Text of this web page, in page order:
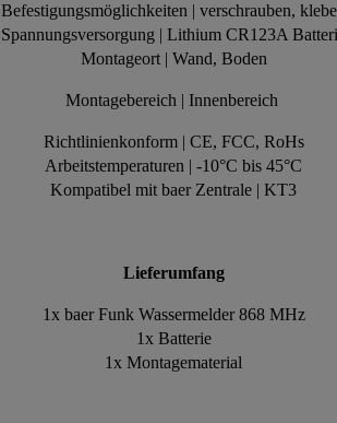
Befestigungsmöglichkeiten | verschrauben,
Spannungsversorgung | Lithium CR123A
Montageort | Wand, Boden
Montagebereich | Innenbereich
Richtlinienkonform | CE, FCC, RoHs
Arbeitstemperaturen | -10°C bis 45°C
Kompatibel mit baer Zentrale | KT3
Lieferumfang
1x baer Funk Wassermelder 868 MHz
1x Batterie
1x Montagematerial